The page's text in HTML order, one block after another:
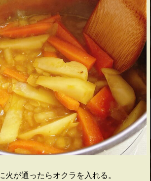
火が通ったらオクラを入れる。